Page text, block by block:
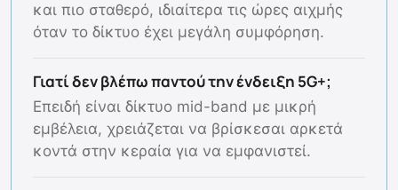
και πιο σταθερό, ιδιαίτερα τις ώρες αιχμής
όταν το δίκτυο έχει μεγάλη συμφόρηση.
Γιατί δεν βλέπω παντού την ένδειξη 5G+;
Επειδή είναι δίκτυο mid-band με μικρή
εμβέλεια, χρειάζεται να βρίσκεσαι αρκετά
κοντά στην κεραία για να εμφανιστεί.